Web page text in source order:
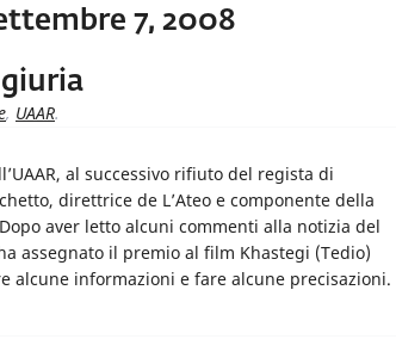
7, 2008
, UAAR.
al successivo rifiuto del regista di
direttrice de L’Ateo e componente della
aver letto alcuni commenti alla notizia del
assegnato il premio al film Khastegi (Tedio)
informazioni e fare alcune precisazioni.